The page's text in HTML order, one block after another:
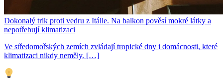
Dokonalý trik proti vedru z Itálie. Na balkon pověsí mokré látky a
nepotřebují klimatizaci
Ve středomořských zemích zvládají tropické dny i domácnosti, které
klimatizaci nikdy neměly. […]